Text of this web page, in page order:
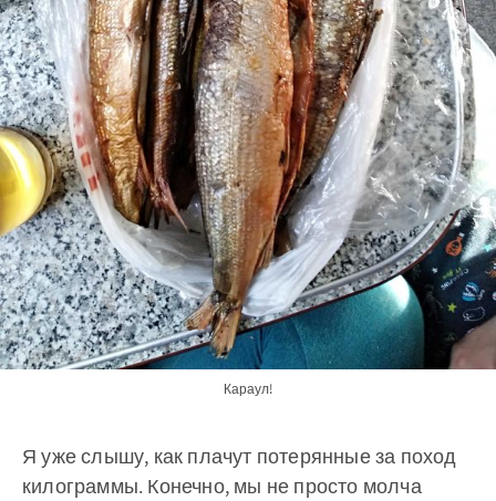
Караул!
Я уже слышу, как плачут потерянные за поход
килограммы. Конечно, мы не просто молча